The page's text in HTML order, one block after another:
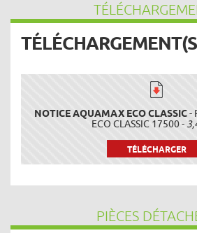
NOTICE AQUAMAX ECO CLASSIC-
ECO CLASSIC 17500 -
TÉLÉCHARGER
PIÈCES